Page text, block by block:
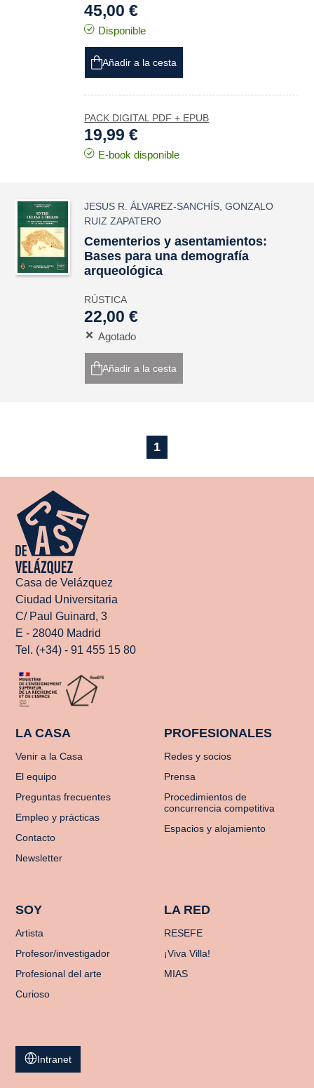
45,00 €
Disponible
Añadir a la cesta
PACK DIGITAL PDF + EPUB
19,99 €
E-book disponible
JESUS R. ÁLVAREZ-SANCHÍS ,GONZALO
RUIZ ZAPATERO
Cementerios y asentamientos:
Bases para una demografía
arqueológica
RÚSTICA
22,00 €
Agotado
Añadir a la cesta
1
Casa de Velázquez
Ciudad Universitaria
C/ Paul Guinard, 3
E - 28040 Madrid
Tel. (+34) - 91 455 15 80
LA CASA
Venir a la Casa
El equipo
Preguntas frecuentes
Empleo y prácticas
Contacto
Newsletter
PROFESIONALES
Redes y socios
Prensa
Procedimientos de
concurrencia competitiva
Espacios y alojamiento
SOY
Artista
Profesor/investigador
Profesional del arte
Curioso
LA RED
RESEFE
¡Viva Villa!
MIAS
Intranet